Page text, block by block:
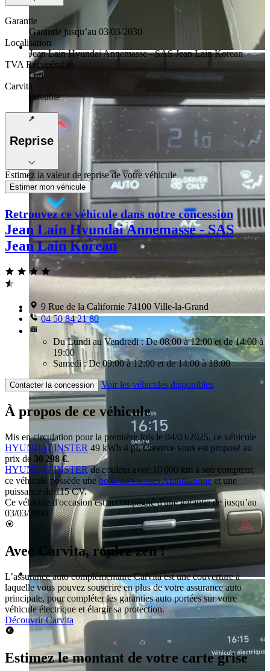
Garantie
Garantie jusqu’au 03/03/2030
Localisation
Jean Lain Hyundai Annemasse - SAS Jean Lain Korean
TVA Récupérable
Oui
Carvita
Possible
Reprise
Estimez la valeur de reprise de votre véhicule
Estimer mon véhicule
Retrouvez ce véhicule dans notre concession
Jean Lain Hyundai Annemasse - SAS
Jean Lain Korean
9 Rue de la Californie 74100 Ville-la-Grand
04 50 84 21 80
Du Lundi au Vendredi : De 08:00 à 12:00 et de 14:00 à
19:00
Samedi : De 09:00 à 12:00 et de 14:00 à 18:00
Contacter la concession Voir les véhicules disponibles
À propos de ce véhicule
Mis en circulation pour la première fois le 04/03/2025, ce véhicule
HYUNDAI INSTER 49 kWh 4 pl. Creative vous est proposé au
prix de 30 298 €.
HYUNDAI INSTER de couleur avec 10 000 km à son compteur,
ce véhicule possède une boîte de vitesses Automatiqueet une
puissance de 115 CV.
Ce véhicule d'occasion est accompagné d'une garantie de jusqu’au
03/03/2030.
Avec Carvita, roulez zen !
L’assurance auto complémentaire Carvita est une couverture à
laquelle vous pouvez souscrire en plus de votre assurance auto
principale, pour compléter les garanties auto portées sur votre
véhicule électrique et élargir sa protection.
Découvrir Carvita
Estimez le montant de votre carte grise